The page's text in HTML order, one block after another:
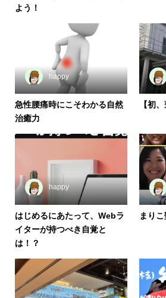
よう！
happy
急性腰痛時にこそわかる自然
治癒力
【初
happy
はじめるにあたって、Webラ
イターが持つべき自覚と
は！？
まり